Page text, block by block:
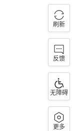
刷新
反馈
无障碍
更多